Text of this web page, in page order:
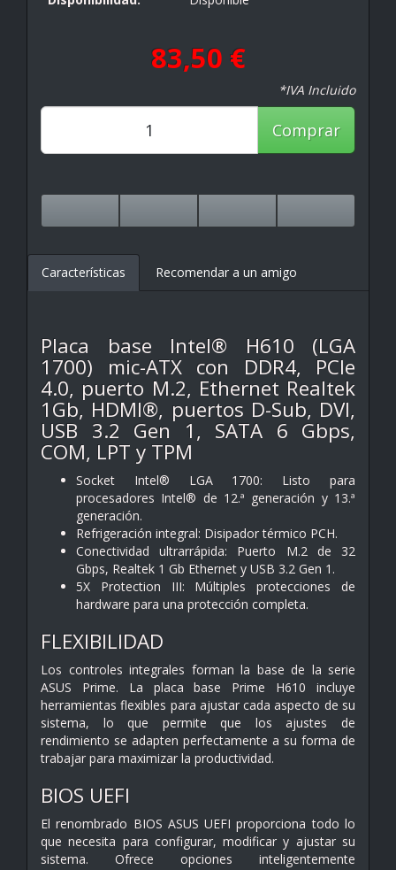
83,50 €
*IVA Incluido
Comprar
Características Recomendar a un amigo
Placa base Intel® H610 (LGA
1700) mic-ATX con DDR4, PCIe
4.0, puerto M.2, Ethernet Realtek
1Gb, HDMI®, puertos D-Sub, DVI,
USB 3.2 Gen 1, SATA 6 Gbps,
COM, LPT y TPM
Socket Intel® LGA 1700: Listo para
procesadores Intel® de 12.ª generación y 13.ª
generación.
Refrigeración integral: Disipador térmico PCH.
Conectividad ultrarrápida: Puerto M.2 de 32
Gbps, Realtek 1 Gb Ethernet y USB 3.2 Gen 1.
5X Protection III: Múltiples protecciones de
hardware para una protección completa.
FLEXIBILIDAD
Los controles integrales forman la base de la serie
ASUS Prime. La placa base Prime H610 incluye
herramientas flexibles para ajustar cada aspecto de su
sistema, lo que permite que los ajustes de
rendimiento se adapten perfectamente a su forma de
trabajar para maximizar la productividad.
BIOS UEFI
El renombrado BIOS ASUS UEFI proporciona todo lo
que necesita para configurar, modificar y ajustar su
sistema. Ofrece opciones inteligentemente